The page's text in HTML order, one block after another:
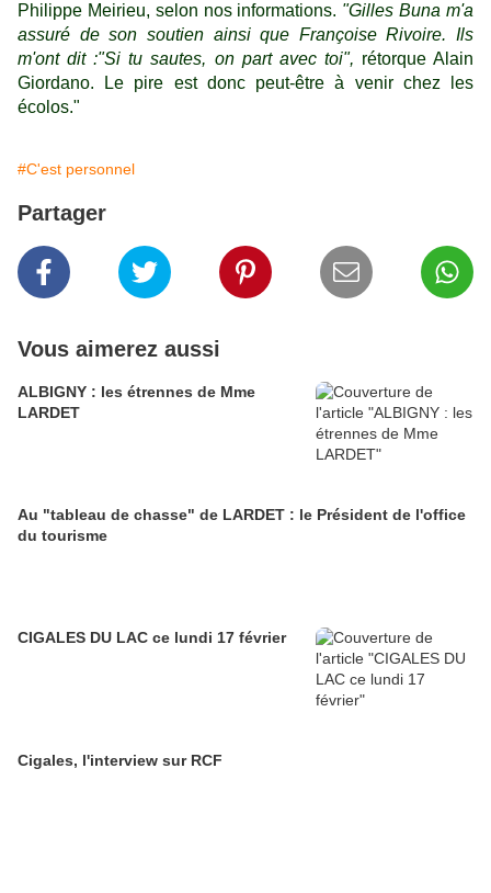
Philippe Meirieu, selon nos informations. "Gilles Buna m'a
assuré de son soutien ainsi que Françoise Rivoire. Ils
m'ont dit :"Si tu sautes, on part avec toi", rétorque Alain
Giordano. Le pire est donc peut-être à venir chez les
écolos."
#C'est personnel
Partager
Vous aimerez aussi
ALBIGNY : les étrennes de Mme
LARDET
Au "tableau de chasse" de LARDET : le Président de l'office
du tourisme
CIGALES DU LAC ce lundi 17 février
Cigales, l'interview sur RCF